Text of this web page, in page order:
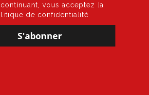
continuant, vous acceptez la
de confidentialité